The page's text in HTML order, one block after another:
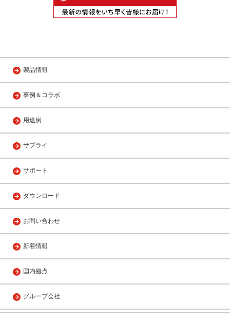
製品情報
事例＆コラボ
用途例
サプライ
サポート
ダウンロード
お問い合わせ
新着情報
国内拠点
グループ会社